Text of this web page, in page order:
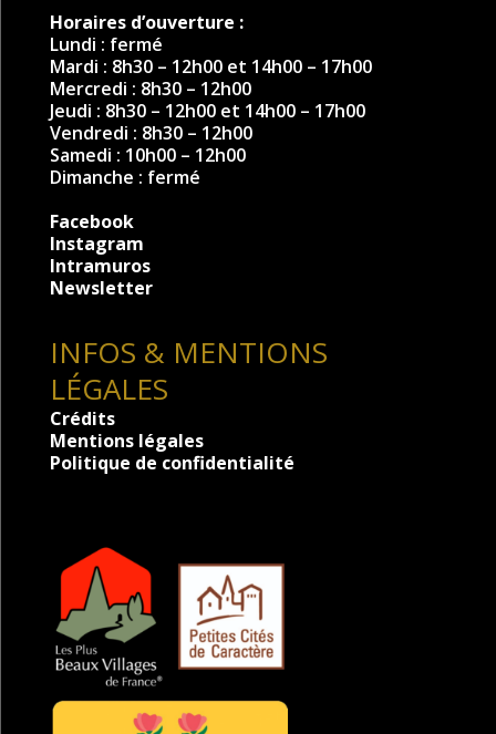
Horaires d’ouverture :
Lundi : fermé
Mardi : 8h30 – 12h00 et 14h00 – 17h00
Mercredi : 8h30 – 12h00
Jeudi : 8h30 – 12h00 et 14h00 – 17h00
Vendredi : 8h30 – 12h00
Samedi : 10h00 – 12h00
Dimanche : fermé
Facebook
Instagram
Intramuros
Newsletter
INFOS & MENTIONS
LÉGALES
Crédits
Mentions légales
Politique de confidentialité